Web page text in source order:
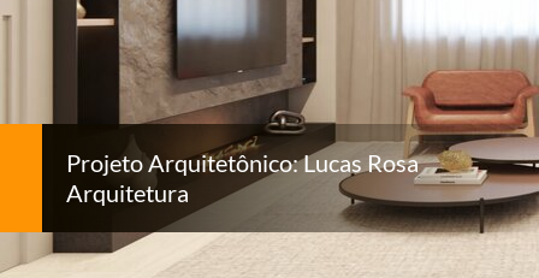
Projeto Arquitetônico: Lucas Rosa
Arquitetura